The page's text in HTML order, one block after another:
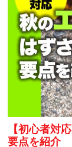
【初心者対
要点を紹介